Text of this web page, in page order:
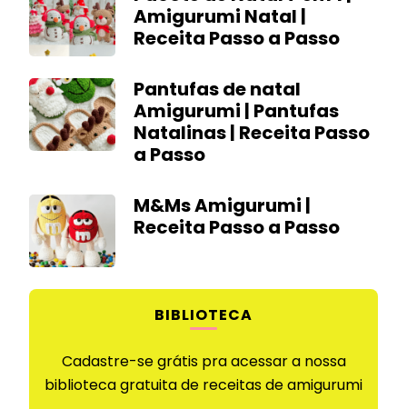
Amigurumi Natal |
Receita Passo a Passo
Pantufas de natal
Amigurumi | Pantufas
Natalinas | Receita Passo
a Passo
M&Ms Amigurumi |
Receita Passo a Passo
BIBLIOTECA
Cadastre-se grátis pra acessar a nossa
biblioteca gratuita de receitas de amigurumi